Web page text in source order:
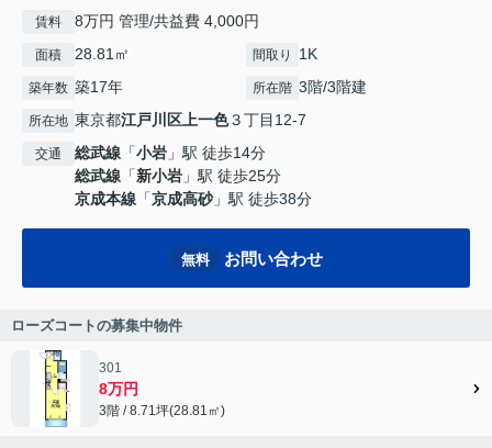
賃料 8万円 管理/共益費 4,000円
面積 28.81㎡ 間取り 1K
築年数 築17年 所在階 3階/3階建
所在地 東京都江戸川区 上一色３丁目12-7
交通 総武線 「小岩 」駅 徒歩14分
総武線 「新小岩 」駅 徒歩25分
京成本線 「京成高砂」駅 徒歩38分
無料 お問い合わせ
ローズコートの募集中物件
301
8万円
3階 / 8.71坪(28.81㎡)